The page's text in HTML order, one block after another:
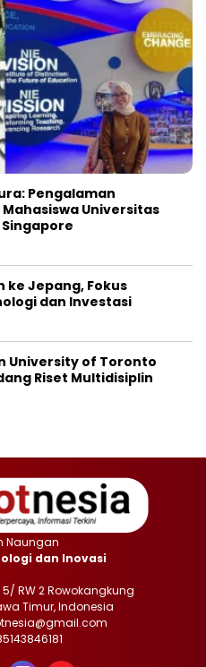
Pengalaman
Mahasiswa Universitas
Singapore
ke Jepang, Fokus
dan Investasi
University of Toronto
Riset Multidisiplin
Naungan
dan Inovasi
RW 2 Rowokangkung
Timur, Indonesia